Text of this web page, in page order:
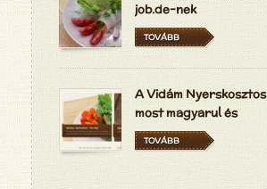
job.de-nek
TOVÁBB
A Vidám Nyerskosztos
most magyarul és
hollandul is elérhető
TOVÁBB